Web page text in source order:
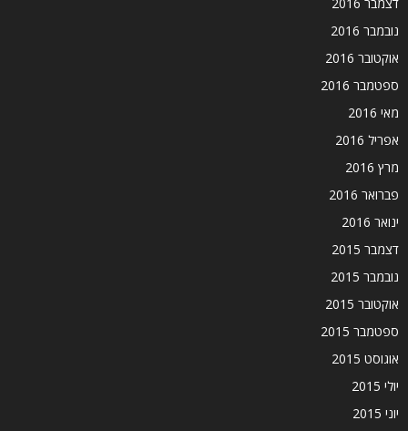
דצמבר 2016
נובמבר 2016
אוקטובר 2016
ספטמבר 2016
מאי 2016
אפריל 2016
מרץ 2016
פברואר 2016
ינואר 2016
דצמבר 2015
נובמבר 2015
אוקטובר 2015
ספטמבר 2015
אוגוסט 2015
יולי 2015
יוני 2015